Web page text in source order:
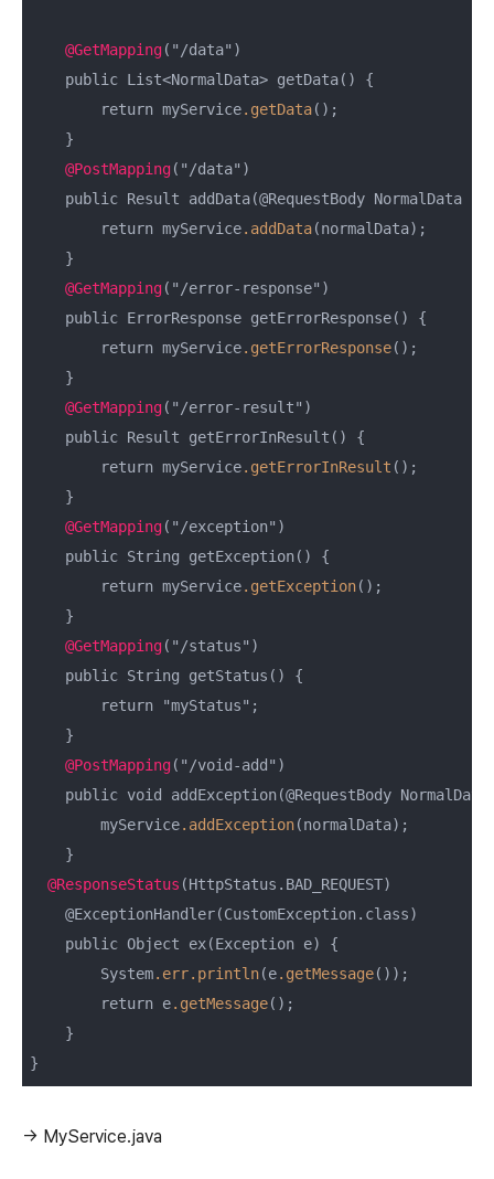
@GetMapping("/data")
    public List<NormalData> getData() {
        return myService
.getData();
    }
@PostMapping("/data")
public Result addData(@RequestBody NormalData
        return myService
.addData(normalData);
    }
@GetMapping("/error-response")
    public ErrorResponse getErrorResponse() {
        return myService
.getErrorResponse();
    }
@GetMapping("/error-result")
    public Result getErrorInResult() {
        return myService
.getErrorInResult ();
    }
@GetMapping("/exception")
    public String getException() {
        return myService
.getException();
    }
@GetMapping("/status")
    public String getStatus() {
        return "myStatus";
    }
@PostMapping("/void-add")
public void addException(@RequestBody NormalData
        myService
.addException(normalData);
    }
@ResponseStatus (HttpStatus.BAD_REQUEST)
    @ExceptionHandler(CustomException.class)
    public Object ex(Exception e) {
        System
.err.println(e.getMessage());
        return e
.getMessage();
    }
}
→ MyService.java